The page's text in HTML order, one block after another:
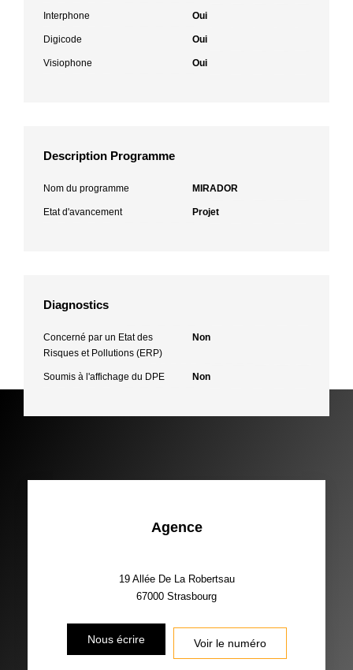
Interphone Oui
Digicode Oui
Visiophone Oui
Description Programme
Nom du programme MIRADOR
Etat d'avancement Projet
Diagnostics
Concerné par un Etat des
Risques et Pollutions (ERP)
Non
Soumis à l'affichage du DPE Non
Agence
19 Allée De La Robertsau
67000 Strasbourg
Nous écrire Voir le numéro